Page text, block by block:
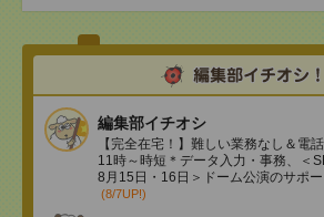
編集部イチオシ
【完全在宅！】難しい業務なし＆電
11時～時短＊データ入力・事務、＜
8月15日・16日＞ドーム公演のサポ
(8/7UP!)